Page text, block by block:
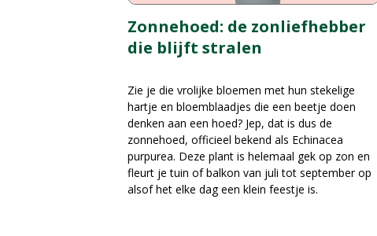
Zonnehoed: de zonliefhebber
die blijft stralen
Zie je die vrolijke bloemen met hun stekelige
hartje en bloemblaadjes die een beetje doen
denken aan een hoed? Jep, dat is dus de
zonnehoed, officieel bekend als Echinacea
purpurea. Deze plant is helemaal gek op zon en
fleurt je tuin of balkon van juli tot september op
alsof het elke dag een klein feestje is.